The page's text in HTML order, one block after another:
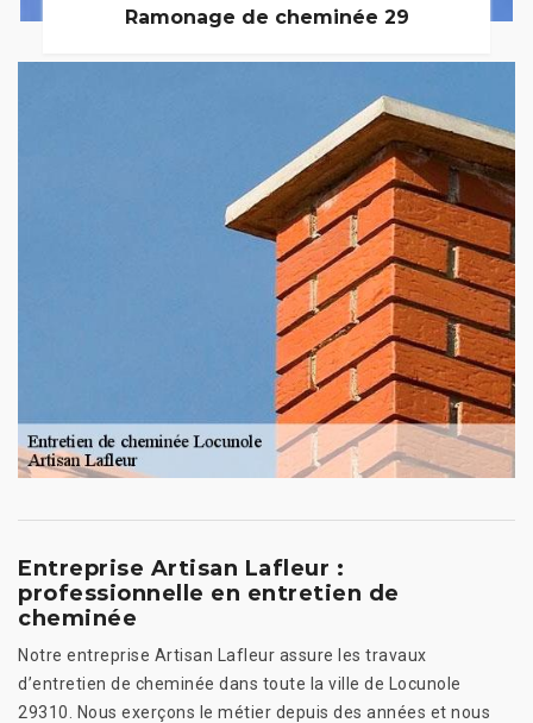
Ramonage de cheminée 29
Entreprise Artisan Lafleur :
professionnelle en entretien de
cheminée
Notre entreprise Artisan Lafleur assure les travaux
d’entretien de cheminée dans toute la ville de Locunole
29310. Nous exerçons le métier depuis des années et nous